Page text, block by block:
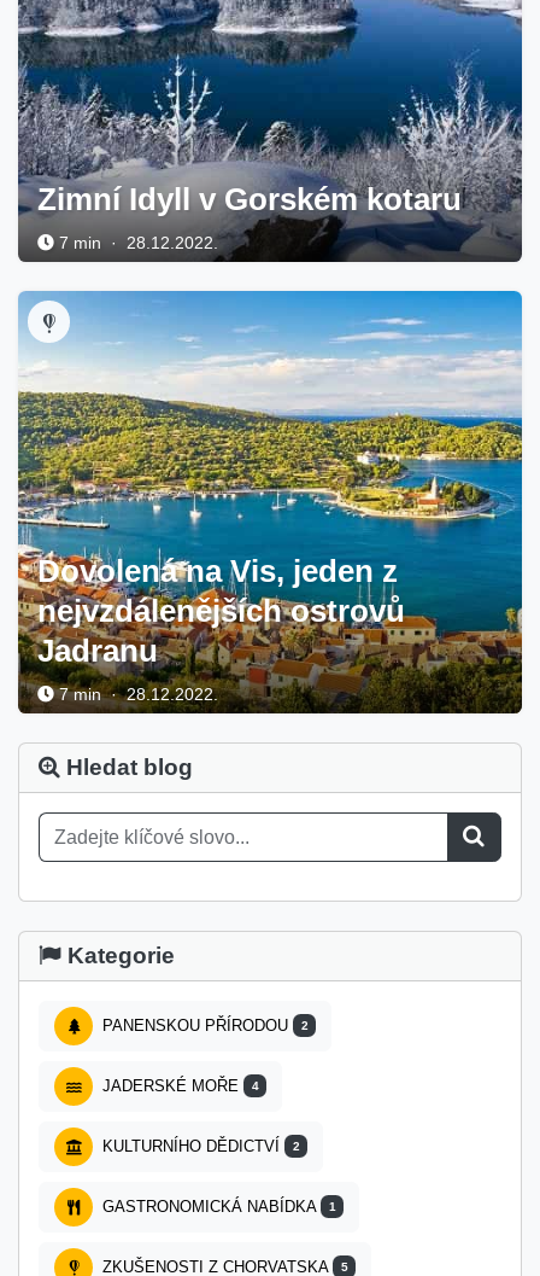
Zimní Idyll v Gorském kotaru
7 min · 28.12.2022.
Dovolená na Vis, jeden z
nejvzdálenějších ostrovů
Jadranu
7 min · 28.12.2022.
Hledat blog
Kategorie
PANENSKOU PŘÍRODOU 2
JADERSKÉ MOŘE 4
KULTURNÍHO DĚDICTVÍ 2
GASTRONOMICKÁ NABÍDKA 1
ZKUŠENOSTI Z CHORVATSKA 5